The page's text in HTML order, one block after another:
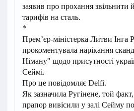
заявив про прохання звільнити
тарифів на сталь.
*
Прем’єр-міністерка Литви Інга
прокоментувала нарікання
Німану" щодо присутності
Сеймі.
Про це повідомляє Delfi.
Як зазначила Ругінене, той
прапор вивісили у залі Сейму